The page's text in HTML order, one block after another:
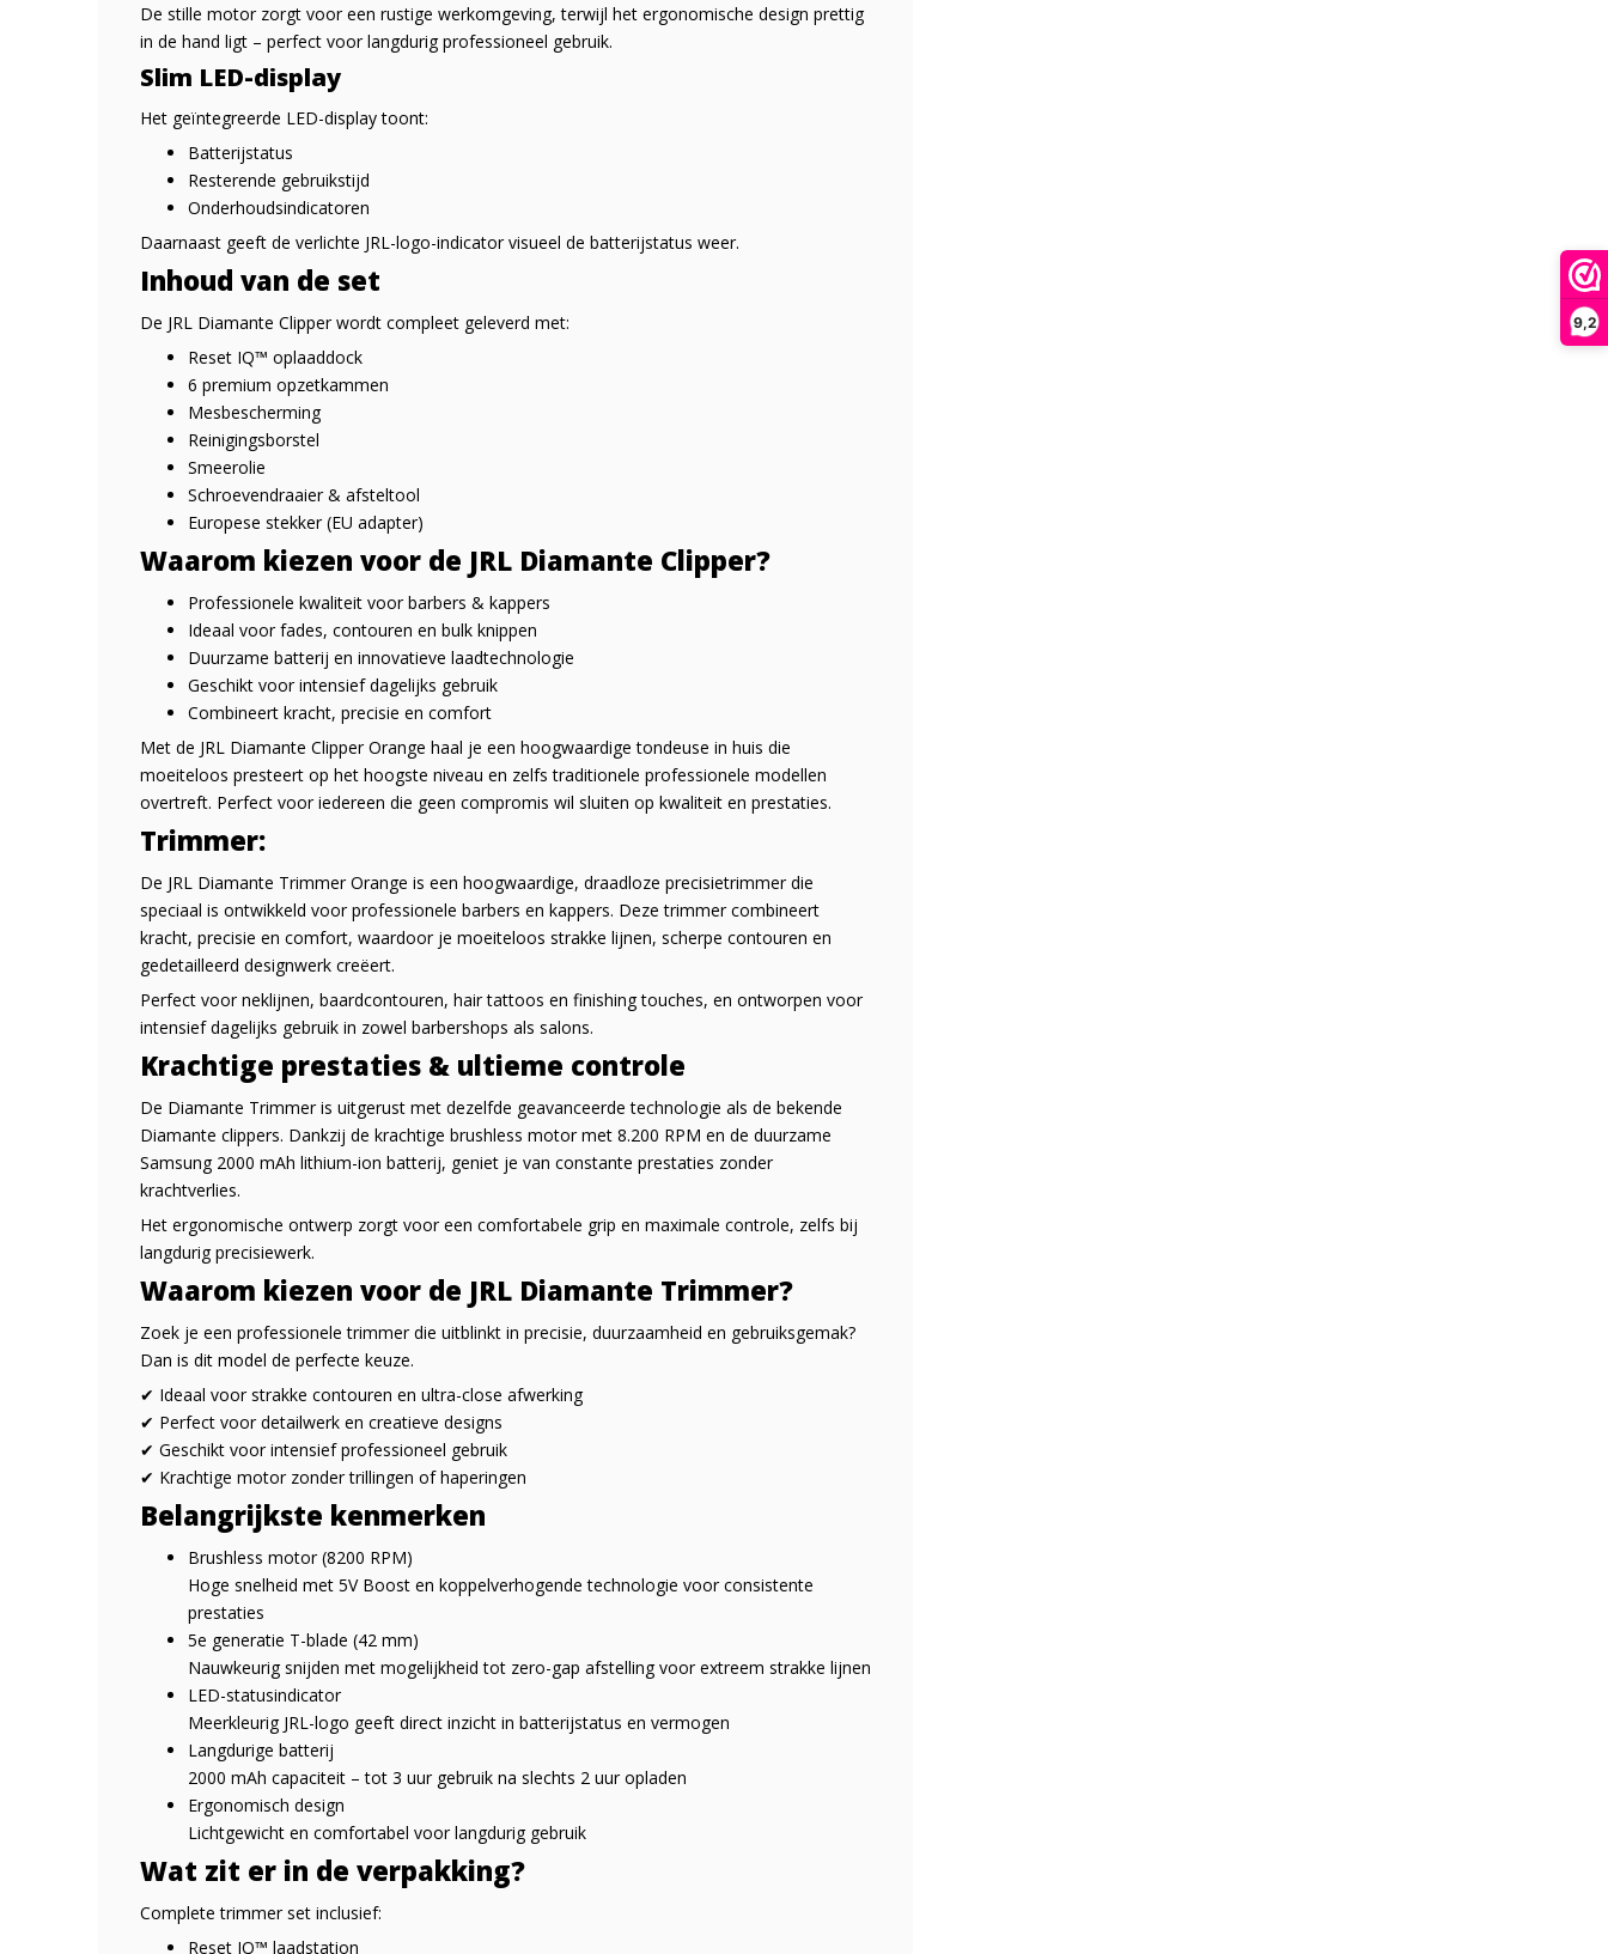
9,2
De stille motor zorgt voor een rustige werkomgeving, terwijl het ergonomische design prettig
in de hand ligt – perfect voor langdurig professioneel gebruik.
Slim LED-display
Het geïntegreerde LED-display toont:
Batterijstatus
Resterende gebruikstijd
Onderhoudsindicatoren
Daarnaast geeft de verlichte JRL-logo-indicator visueel de batterijstatus weer.
Inhoud van de set
De JRL Diamante Clipper wordt compleet geleverd met:
Reset IQ™ oplaaddock
6 premium opzetkammen
Mesbescherming
Reinigingsborstel
Smeerolie
Schroevendraaier & afsteltool
Europese stekker (EU adapter)
Waarom kiezen voor de JRL Diamante Clipper?
Professionele kwaliteit voor barbers & kappers
Ideaal voor fades, contouren en bulk knippen
Duurzame batterij en innovatieve laadtechnologie
Geschikt voor intensief dagelijks gebruik
Combineert kracht, precisie en comfort
Met de JRL Diamante Clipper Orange haal je een hoogwaardige tondeuse in huis die
moeiteloos presteert op het hoogste niveau en zelfs traditionele professionele modellen
overtreft. Perfect voor iedereen die geen compromis wil sluiten op kwaliteit en prestaties.
Trimmer:
De JRL Diamante Trimmer Orange is een hoogwaardige, draadloze precisietrimmer die
speciaal is ontwikkeld voor professionele barbers en kappers. Deze trimmer combineert
kracht, precisie en comfort, waardoor je moeiteloos strakke lijnen, scherpe contouren en
gedetailleerd designwerk creëert.
Perfect voor neklijnen, baardcontouren, hair tattoos en finishing touches, en ontworpen voor
intensief dagelijks gebruik in zowel barbershops als salons.
Krachtige prestaties & ultieme controle
De Diamante Trimmer is uitgerust met dezelfde geavanceerde technologie als de bekende
Diamante clippers. Dankzij de krachtige brushless motor met 8.200 RPM en de duurzame
Samsung 2000 mAh lithium-ion batterij, geniet je van constante prestaties zonder
krachtverlies.
Het ergonomische ontwerp zorgt voor een comfortabele grip en maximale controle, zelfs bij
langdurig precisiewerk.
Waarom kiezen voor de JRL Diamante Trimmer?
Zoek je een professionele trimmer die uitblinkt in precisie, duurzaamheid en gebruiksgemak?
Dan is dit model de perfecte keuze.
✔ Ideaal voor strakke contouren en ultra-close afwerking
✔ Perfect voor detailwerk en creatieve designs
✔ Geschikt voor intensief professioneel gebruik
✔ Krachtige motor zonder trillingen of haperingen
Belangrijkste kenmerken
Brushless motor (8200 RPM)
Hoge snelheid met 5V Boost en koppelverhogende technologie voor consistente
prestaties
5e generatie T-blade (42 mm)
Nauwkeurig snijden met mogelijkheid tot zero-gap afstelling voor extreem strakke lijnen
LED-statusindicator
Meerkleurig JRL-logo geeft direct inzicht in batterijstatus en vermogen
Langdurige batterij
2000 mAh capaciteit – tot 3 uur gebruik na slechts 2 uur opladen
Ergonomisch design
Lichtgewicht en comfortabel voor langdurig gebruik
Wat zit er in de verpakking?
Complete trimmer set inclusief:
Reset IQ™ laadstation